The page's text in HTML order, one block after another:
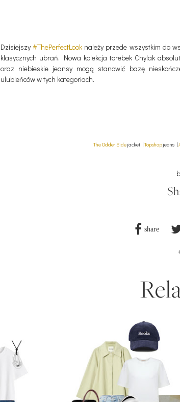
Dzisiejszy#ThePerfectLook należy przede wszystkim do
klasycznych ubrań. Nowa kolekcja torebek Chylak
oraz niebieskie jeansy mogą stanowić bazę
ulubieńców w tych kategoriach.
The Odder Sidejacket |Topshopjeans |
share